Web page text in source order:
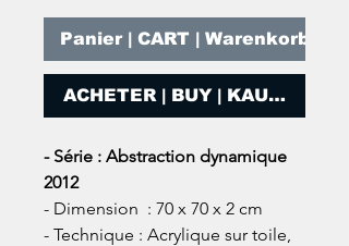
Panier | CART | Warenkorb
ACHETER | BUY | KAUFEN
- Série : Abstraction dynamique
2012
- Dimension : 70 x 70 x 2 cm
- Technique : Acrylique sur toile,